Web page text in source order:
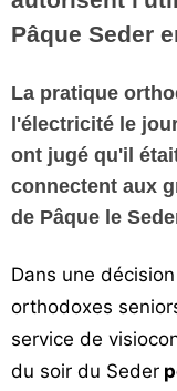
Vos
chroniques
Les
bonnes
adresses
Pâque Seder
La pratique
l'électricité le
ont jugé qu'il
connectent aux
de Pâque le
Dans une
orthodoxes
service de
du soir du Seder